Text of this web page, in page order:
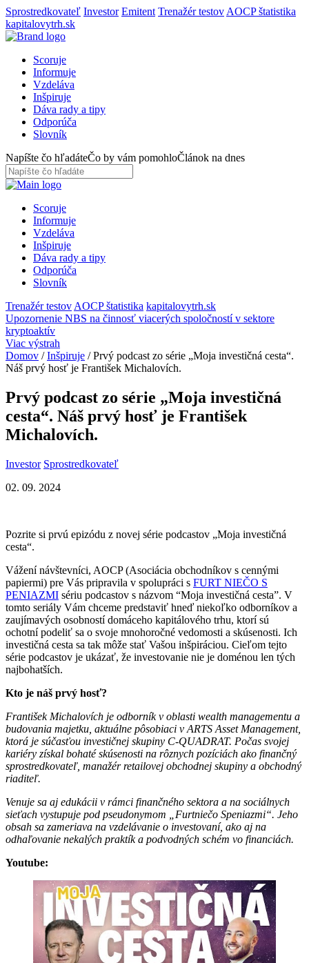
Sprostredkovateľ Investor Emitent Trenažér testov AOCP štatistika
kapitalovytrh.sk
Scoruje
Informuje
Vzdeláva
Inšpiruje
Dáva rady a tipy
Odporúča
Slovník
Napíšte čo hľadáteČo by vám pomohloČlánok na dnes
Scoruje
Informuje
Vzdeláva
Inšpiruje
Dáva rady a tipy
Odporúča
Slovník
Trenažér testov AOCP štatistika kapitalovytrh.sk
Upozornenie NBS na činnosť viacerých spoločností v sektore
kryptoaktív
Viac výstrah
Domov /Inšpiruje /Prvý podcast zo série „Moja investičná cesta“.
Náš prvý hosť je František Michalovích.
Prvý podcast zo série „Moja investičná
cesta“. Náš prvý hosť je František
Michalovích.
Investor Sprostredkovateľ
02. 09. 2024
Pozrite si prvú epizódu z novej série podcastov „Moja investičná
cesta“.
Vážení návštevníci, AOCP (Asociácia obchodníkov s cennými
papiermi) pre Vás pripravila v spolupráci s FURT NIEČO S
PENIAZMI sériu podcastov s názvom “Moja investičná cesta”. V
tomto seriály Vám chceme predstaviť hneď niekoľko odborníkov a
zaujímavých osobností domáceho kapitálového trhu, ktorí sú
ochotní podeliť sa o svoje mnohoročné vedomosti a skúsenosti. Ich
investičná cesta sa tak môže stať Vašou inšpiráciou. Cieľom tejto
série podcastov je ukázať, že investovanie nie je doménou len tých
najbohatších.
Kto je náš prvý hosť?
František Michalovích je odborník v oblasti wealth managementu a
budovania majetku, aktuálne pôsobiaci v ARTS Asset Management,
ktorá je súčasťou investičnej skupiny C-QUADRAT. Počas svojej
kariéry získal bohaté skúsenosti na rôznych pozíciách ako finančný
sprostredkovateľ, manažér retailovej obchodnej skupiny a obchodný
riaditeľ.
Venuje sa aj edukácii v rámci finančného sektora a na sociálnych
sieťach vystupuje pod pseudonymom „Furtniečo Speniazmi“. Jeho
obsah sa zameriava na vzdelávanie o investovaní, ako aj na
odhaľovanie nekalých praktík a podvodných schém vo financiách.
Youtube: